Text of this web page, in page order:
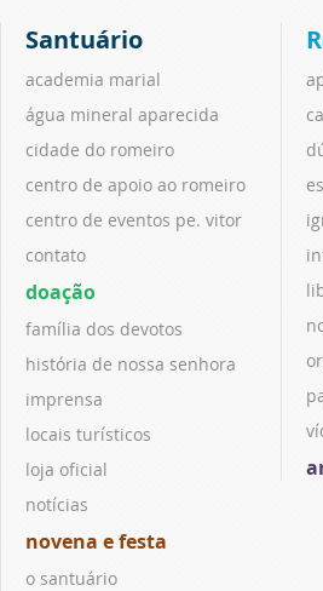
Santuário
academia marial
água mineral aparecida
cidade do romeiro
centro de apoio ao romeiro
centro de eventos pe. vitor
contato
doação
família dos devotos
história de nossa senhora
imprensa
locais turísticos
loja oficial
notícias
novena e festa
o santuário